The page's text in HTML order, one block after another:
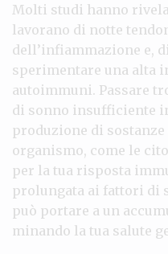
Molti studi hanno
lavorano di notte
dell’infiammazione e,
sperimentare una alta
autoimmuni. Passare
di sonno insufficiente
produzione di
organismo, come le
per la tua risposta
prolungata ai fattori di
può portare a un
minando la tua salute